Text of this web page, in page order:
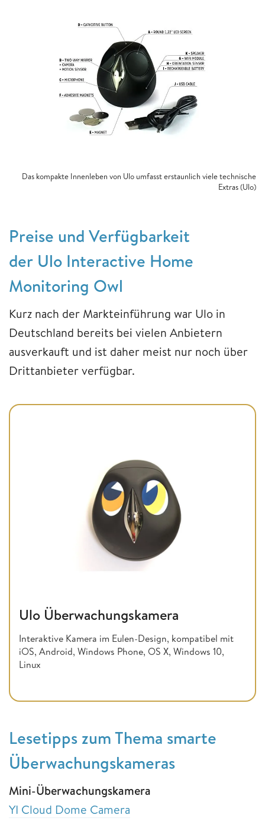
Das kompakte Innenleben von Ulo umfasst erstaunlich viele technische
Extras (Ulo)
Preise und Verfügbarkeit
der Ulo Interactive Home
Monitoring Owl
Kurz nach der Markteinführung war Ulo in
Deutschland bereits bei vielen Anbietern
ausverkauft und ist daher meist nur noch über
Drittanbieter verfügbar.
Ulo Überwachungskamera
Interaktive Kamera im Eulen-Design, kompatibel mit
iOS, Android, Windows Phone, OS X, Windows 10,
Linux
Lesetipps zum Thema smarte
Überwachungskameras
Mini-Überwachungskamera
YI Cloud Dome Camera